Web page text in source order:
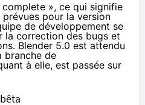
», ce qui signifie
pour la version
de développement se
la correction des bugs et
Blender 5.0 est attendu
branche de
à elle, est passée sur